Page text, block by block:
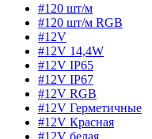
#120 шт/м
#120 шт/м RGB
#12V
#12V 14,4W
#12V IP65
#12V IP67
#12V RGB
#12V Герметичные
#12V Красная
#12V белая